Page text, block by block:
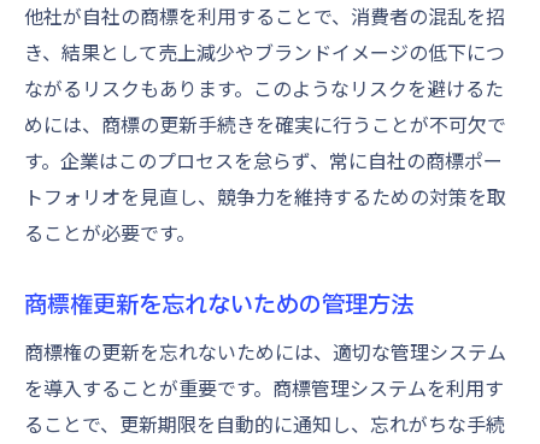
他社が自社の商標を利用することで、消費者の混乱を招
き、結果として売上減少やブランドイメージの低下につ
ながるリスクもあります。このようなリスクを避けるた
めには、商標の更新手続きを確実に行うことが不可欠で
す。企業はこのプロセスを怠らず、常に自社の商標ポー
トフォリオを見直し、競争力を維持するための対策を取
ることが必要です。
商標権更新を忘れないための管理方法
商標権の更新を忘れないためには、適切な管理システム
を導入することが重要です。商標管理システムを利用す
ることで、更新期限を自動的に通知し、忘れがちな手続